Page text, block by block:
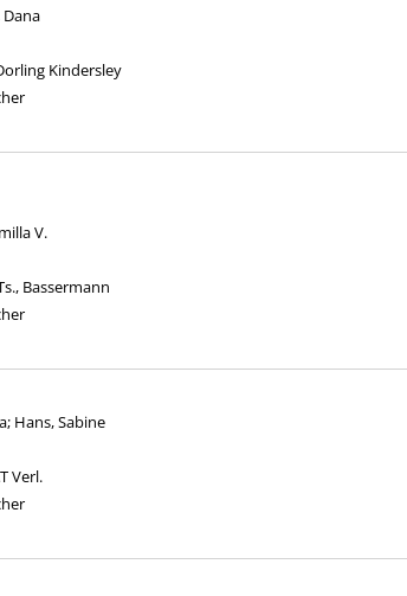
Kindersley
V.
Bassermann
; Hans, Sabine
Verl.